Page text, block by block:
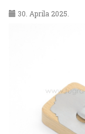
30. Aprila 2025.